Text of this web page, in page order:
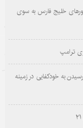
خلیج فارس به سوی
ترامپ
به خودکفایی در زمینه